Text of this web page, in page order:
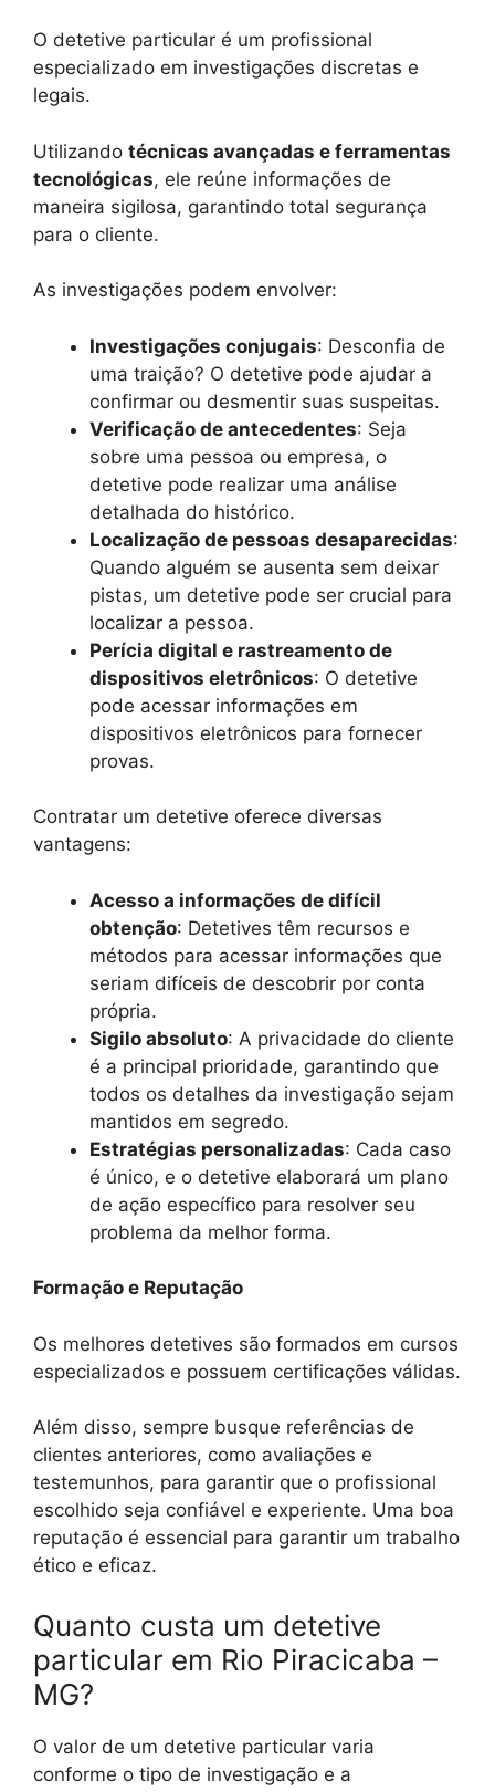
O detetive particular é um profissional
especializado em investigações discretas e
legais.
Utilizando técnicas avançadas e ferramentas
tecnológicas, ele reúne informações de
maneira sigilosa, garantindo total segurança
para o cliente.
As investigações podem envolver:
Investigações conjugais: Desconfia de
uma traição? O detetive pode ajudar a
confirmar ou desmentir suas suspeitas.
Verificação de antecedentes: Seja
sobre uma pessoa ou empresa, o
detetive pode realizar uma análise
detalhada do histórico.
Localização de pessoas desaparecidas:
Quando alguém se ausenta sem deixar
pistas, um detetive pode ser crucial para
localizar a pessoa.
Perícia digital e rastreamento de
dispositivos eletrônicos: O detetive
pode acessar informações em
dispositivos eletrônicos para fornecer
provas.
Contratar um detetive oferece diversas
vantagens:
Acesso a informações de difícil
obtenção: Detetives têm recursos e
métodos para acessar informações que
seriam difíceis de descobrir por conta
própria.
Sigilo absoluto: A privacidade do cliente
é a principal prioridade, garantindo que
todos os detalhes da investigação sejam
mantidos em segredo.
Estratégias personalizadas: Cada caso
é único, e o detetive elaborará um plano
de ação específico para resolver seu
problema da melhor forma.
Formação e Reputação
Os melhores detetives são formados em cursos
especializados e possuem certificações válidas.
Além disso, sempre busque referências de
clientes anteriores, como avaliações e
testemunhos, para garantir que o profissional
escolhido seja confiável e experiente. Uma boa
reputação é essencial para garantir um trabalho
ético e eficaz.
Quanto custa um detetive
particular em Rio Piracicaba –
MG?
O valor de um detetive particular varia
conforme o tipo de investigação e a